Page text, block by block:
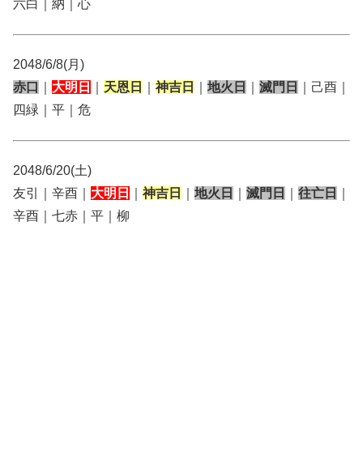
六白｜納｜心
2048/6/8(月)
赤口
大明日 天恩日 神吉日 地火日 滅門日
｜己酉｜
四緑｜平｜危
2048/6/20(土)
友引｜辛酉｜ 大明日 神吉日 地火日 滅門日 往亡日
辛酉｜七赤｜平｜柳